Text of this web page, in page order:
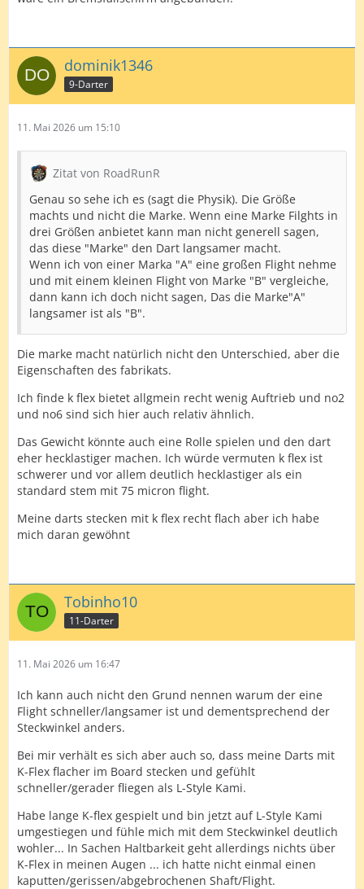
dominik1346
9-Darter
11. Mai 2026 um 15:10
Zitat von RoadRunR
Genau so sehe ich es (sagt die Physik). Die Größe
machts und nicht die Marke. Wenn eine Marke Filghts in
drei Größen anbietet kann man nicht generell sagen,
das diese "Marke" den Dart langsamer macht.
Wenn ich von einer Marka "A" eine großen Flight nehme
und mit einem kleinen Flight von Marke "B" vergleiche,
dann kann ich doch nicht sagen, Das die Marke"A"
langsamer ist als "B".
Die marke macht natürlich nicht den Unterschied, aber die
Eigenschaften des fabrikats.
Ich finde k flex bietet allgmein recht wenig Auftrieb und no2
und no6 sind sich hier auch relativ ähnlich.
Das Gewicht könnte auch eine Rolle spielen und den dart
eher hecklastiger machen. Ich würde vermuten k flex ist
schwerer und vor allem deutlich hecklastiger als ein
standard stem mit 75 micron flight.
Meine darts stecken mit k flex recht flach aber ich habe
mich daran gewöhnt
Tobinho10
11-Darter
11. Mai 2026 um 16:47
Ich kann auch nicht den Grund nennen warum der eine
Flight schneller/langsamer ist und dementsprechend der
Steckwinkel anders.
Bei mir verhält es sich aber auch so, dass meine Darts mit
K-Flex flacher im Board stecken und gefühlt
schneller/gerader fliegen als L-Style Kami.
Habe lange K-flex gespielt und bin jetzt auf L-Style Kami
umgestiegen und fühle mich mit dem Steckwinkel deutlich
wohler... In Sachen Haltbarkeit geht allerdings nichts über
K-Flex in meinen Augen ... ich hatte nicht einmal einen
kaputten/gerissen/abgebrochenen Shaft/Flight.